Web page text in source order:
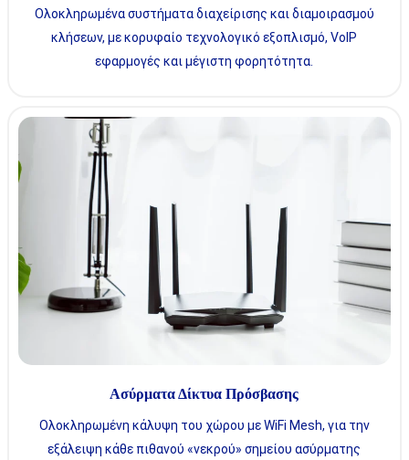
Ολοκληρωμένα συστήματα διαχείρισης και διαμοιρασμού
κλήσεων, με κορυφαίο τεχνολογικό εξοπλισμό, VoIP
εφαρμογές και μέγιστη φορητότητα.
Ασύρματα Δίκτυα Πρόσβασης
Ολοκληρωμένη κάλυψη του χώρου με WiFi Mesh, για την
εξάλειψη κάθε πιθανού «νεκρού» σημείου ασύρματης